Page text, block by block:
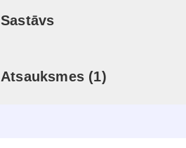
Sastāvs
Atsauksmes (1)